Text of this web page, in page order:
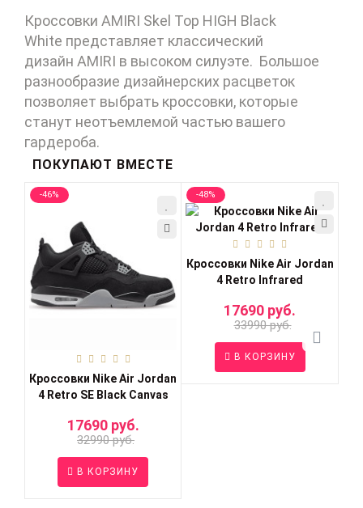
Кроссовки AMIRI Skel Top HIGH Black
White представляет классический
дизайн AMIRI в высоком силуэте. Большое
разнообразие дизайнерских расцветок
позволяет выбрать кроссовки, которые
станут неотъемлемой частью вашего
гардероба.
ПОКУПАЮТ ВМЕСТЕ
-46%
Кроссовки Nike Air Jordan
4 Retro SE Black Canvas
17690 руб.
32990 руб.
В КОРЗИНУ
-48%
Кроссовки Nike Air Jordan
4 Retro Infrared
17690 руб.
33990 руб.
В КОРЗИНУ